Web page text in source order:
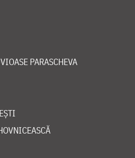
PARASCHEVA